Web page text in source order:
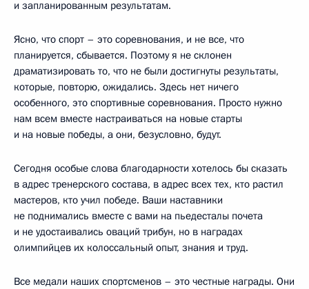
и запланированным результатам.
Ясно, что спорт – это соревнования, и не все, что
планируется, сбывается. Поэтому я не склонен
драматизировать то, что не были достигнуты результаты,
которые, повторю, ожидались. Здесь нет ничего
особенного, это спортивные соревнования. Просто нужно
нам всем вместе настраиваться на новые старты
и на новые победы, а они, безусловно, будут.
Сегодня особые слова благодарности хотелось бы сказать
в адрес тренерского состава, в адрес всех тех, кто растил
мастеров, кто учил победе. Ваши наставники
не поднимались вместе с вами на пьедесталы почета
и не удостаивались оваций трибун, но в наградах
олимпийцев их колоссальный опыт, знания и труд.
Все медали наших спортсменов – это честные награды. Они